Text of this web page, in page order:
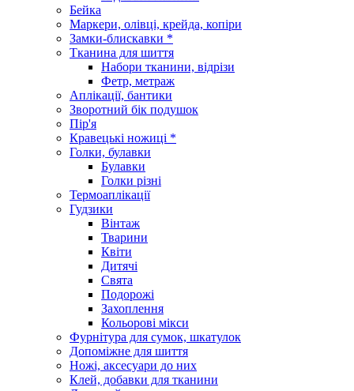
Бейка
Маркери, олівці, крейда, копіри
Замки-блискавки *
Тканина для шиття
Набори тканини, відрізи
Фетр, метраж
Аплікації, бантики
Зворотний бік подушок
Пір'я
Кравецькі ножиці *
Голки, булавки
Булавки
Голки різні
Термоаплікації
Гудзики
Вінтаж
Тварини
Квіти
Дитячі
Свята
Подорожі
Захоплення
Кольорові мікси
Фурнітура для сумок, шкатулок
Допоміжне для шиття
Ножі, аксесуари до них
Клей, добавки для тканини